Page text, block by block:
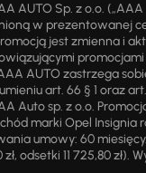
AUTO Sp. z o.o.
w prezentowanej
jest zmienna i
AUTO zastrzega
art. 66 § 1 oraz
Auto sp. z o.o.
marki Opel Insignia
umowy: 60
odsetki 11 725,80